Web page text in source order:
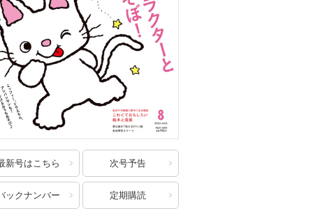
新号はこちら 次号予告
ックナンバー 定期購読